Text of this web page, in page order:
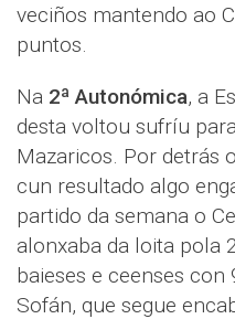
veciños mantendo ao
puntos.
Na 2ª Autonómica, a
desta voltou sufríu
Mazaricos. Por detrás
cun resultado algo
partido da semana o
alonxaba da loita pola
baieses e ceenses
Sofán, que segue